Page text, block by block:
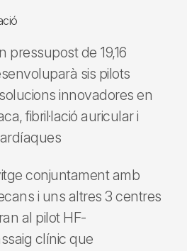
pressupost de 19,16
sis pilots
innovadores en
fibril·lació auricular i
conjuntament amb
i uns altres 3 centres
al pilot HF-
clínic que